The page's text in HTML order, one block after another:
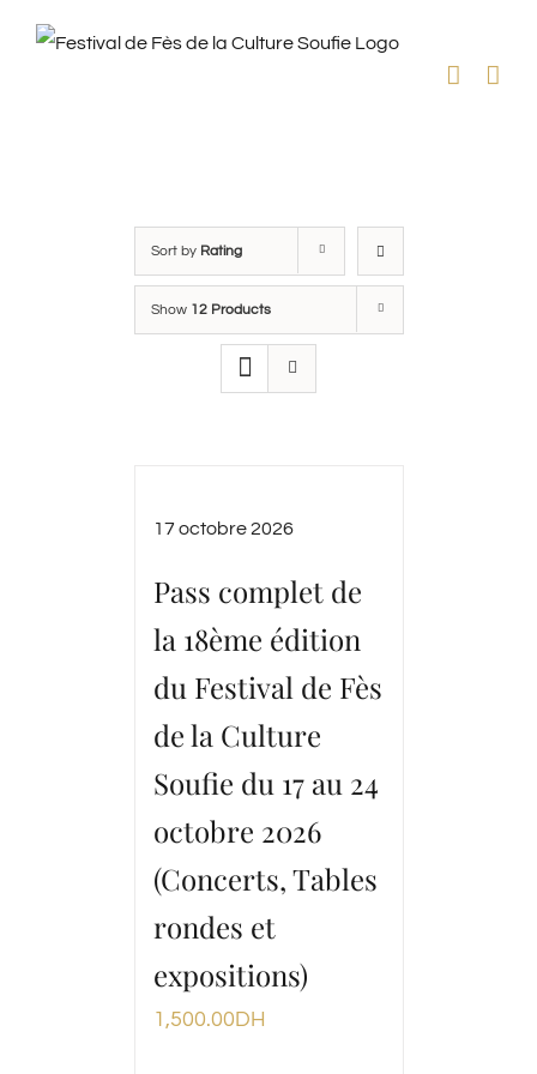
Sort by Rating
Show 12 Products
17 octobre 2026
Pass complet de
la 18ème édition
du Festival de Fès
de la Culture
Soufie du 17 au 24
octobre 2026
(Concerts, Tables
rondes et
expositions)
1,500.00DH